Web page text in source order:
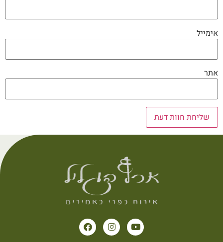
אימייל
אתר